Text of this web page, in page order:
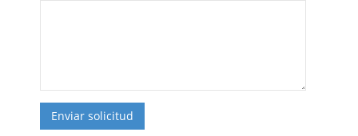
Enviar solicitud